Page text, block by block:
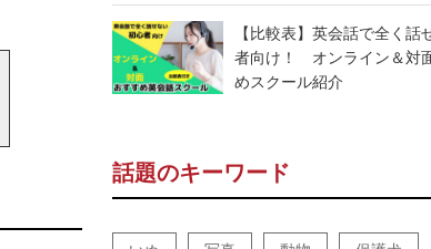
【比較表】英会話で全く話
者向け！ オンライン＆対
めスクール紹介
話題のキーワード